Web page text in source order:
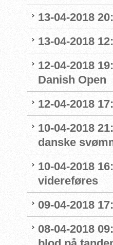
13-04-2018
13-04-2018
12-04-2018
Danish Open
12-04-2018
10-04-2018
danske
10-04-2018
videreføres
09-04-2018
08-04-2018